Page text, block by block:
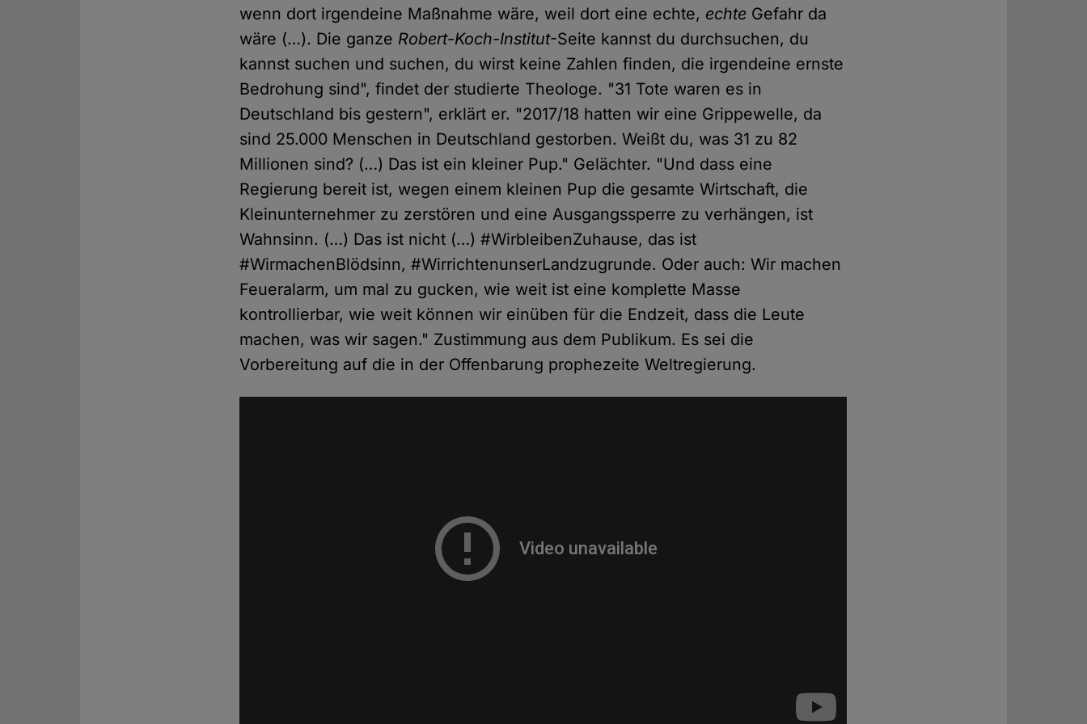
wenn dort irgendeine Maßnahme wäre, weil dort eine echte, echte Gefahr da
wäre (…). Die ganze Robert-Koch-Institut-Seite kannst du durchsuchen, du
kannst suchen und suchen, du wirst keine Zahlen finden, die irgendeine ernste
Bedrohung sind", findet der studierte Theologe. "31 Tote waren es in
Deutschland bis gestern", erklärt er. "2017/18 hatten wir eine Grippewelle, da
sind 25.000 Menschen in Deutschland gestorben. Weißt du, was 31 zu 82
Millionen sind? (…) Das ist ein kleiner Pup." Gelächter. "Und dass eine
Regierung bereit ist, wegen einem kleinen Pup die gesamte Wirtschaft, die
Kleinunternehmer zu zerstören und eine Ausgangssperre zu verhängen, ist
Wahnsinn. (…) Das ist nicht (…) #WirbleibenZuhause, das ist
#WirmachenBlödsinn, #WirrichtenunserLandzugrunde. Oder auch: Wir machen
Feueralarm, um mal zu gucken, wie weit ist eine komplette Masse
kontrollierbar, wie weit können wir einüben für die Endzeit, dass die Leute
machen, was wir sagen." Zustimmung aus dem Publikum. Es sei die
Vorbereitung auf die in der Offenbarung prophezeite Weltregierung.